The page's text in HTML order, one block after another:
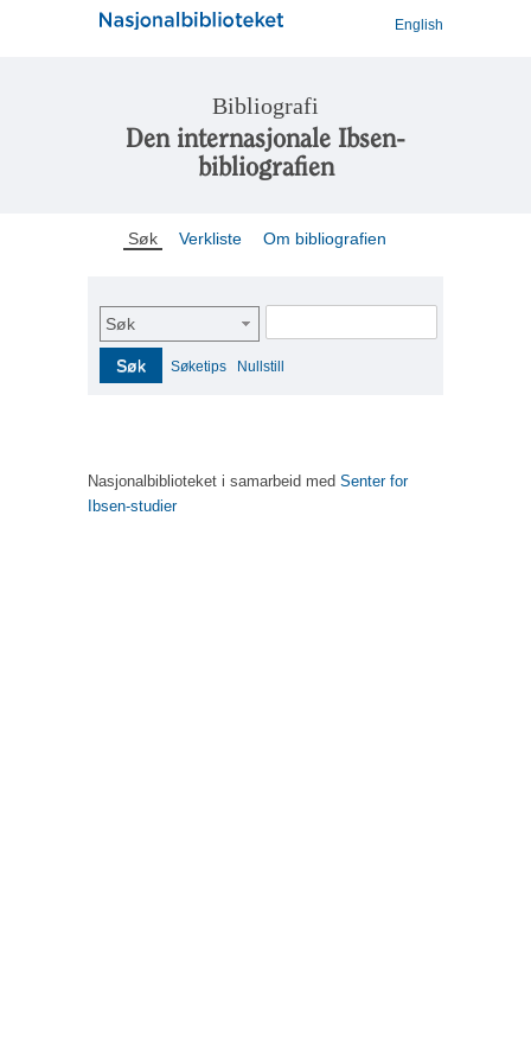
English
Bibliografi
Den internasjonale Ibsen-
bibliografien
Søk Verkliste Om bibliografien
Søk
Søk Søketips Nullstill
Nasjonalbiblioteket i samarbeid med Senter for
Ibsen-studier